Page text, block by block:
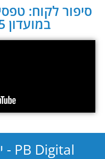
סיפור לקוח:
במועדון CLUB 365:
PB Digital - יתרונות עיקריים